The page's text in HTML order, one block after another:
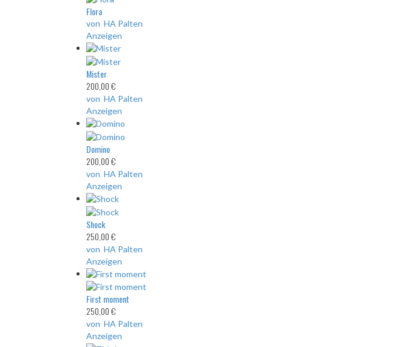
Flora
von HA Palten
Anzeigen
Mister
200,00 €
von HA Palten
Anzeigen
Domino
200,00 €
von HA Palten
Anzeigen
Shock
250,00 €
von HA Palten
Anzeigen
First moment
250,00 €
von HA Palten
Anzeigen